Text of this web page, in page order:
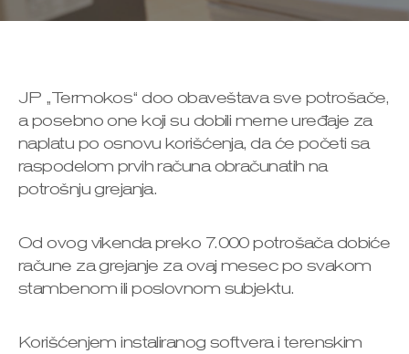
JP „Termokos“ doo obaveštava sve potrošače,
a posebno one koji su dobili merne uređaje za
naplatu po osnovu korišćenja, da će početi sa
raspodelom prvih računa obračunatih na
potrošnju grejanja.
Od ovog vikenda preko 7.000 potrošača dobiće
račune za grejanje za ovaj mesec po svakom
stambenom ili poslovnom subjektu.
Korišćenjem instaliranog softvera i terenskim